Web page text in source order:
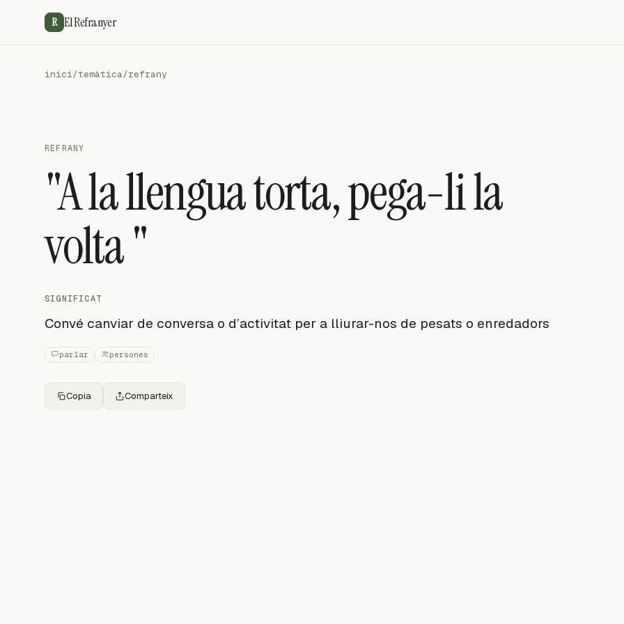
R El Refranyer
inici/temàtica/refrany
REFRANY
"A la llengua torta, pega-li la
volta "
SIGNIFICAT
Convé canviar de conversa o d’activitat per a lliurar-nos de pesats o enredadors
parlar persones
Copia Comparteix